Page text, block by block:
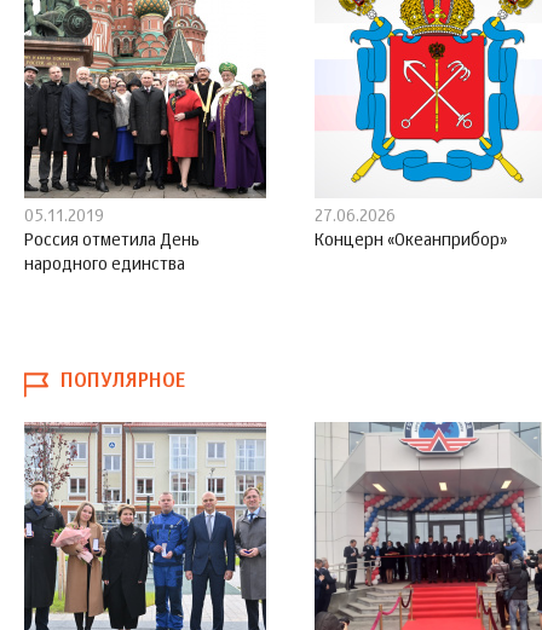
05.11.2019
Россия отметила День
народного единства
27.06.2026
Концерн «Океанприбор»
ПОПУЛЯРНОЕ